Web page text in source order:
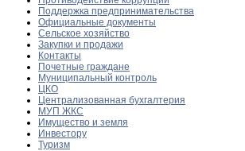
Поддержка предпринимательства
Официальные документы
Сельское хозяйство
Закупки и продажи
Контакты
Почетные граждане
Муниципальный контроль
ЦКО
Централизованная бухгалтерия
МУП ЖКС
Имущество и земля
Инвестору
Туризм